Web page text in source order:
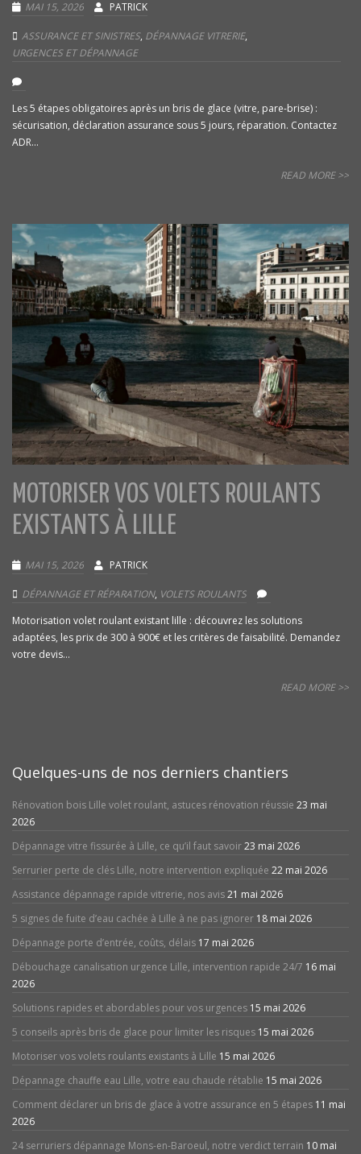
MAI 15, 2026 PATRICK
ASSURANCE ET SINISTRES, DÉPANNAGE VITRERIE,
URGENCES ET DÉPANNAGE
Les 5 étapes obligatoires après un bris de glace (vitre, pare-brise) :
sécurisation, déclaration assurance sous 5 jours, réparation. Contactez
ADR...
READ MORE >>
MOTORISER VOS VOLETS ROULANTS
EXISTANTS À LILLE
MAI 15, 2026 PATRICK
DÉPANNAGE ET RÉPARATION, VOLETS ROULANTS
Motorisation volet roulant existant lille : découvrez les solutions
adaptées, les prix de 300 à 900€ et les critères de faisabilité. Demandez
votre devis...
READ MORE >>
Quelques-uns de nos derniers chantiers
Rénovation bois Lille volet roulant, astuces rénovation réussie 23 mai
2026
Dépannage vitre fissurée à Lille, ce qu’il faut savoir23 mai 2026
Serrurier perte de clés Lille, notre intervention expliquée 22 mai 2026
Assistance dépannage rapide vitrerie, nos avis21 mai 2026
5 signes de fuite d’eau cachée à Lille à ne pas ignorer 18 mai 2026
Dépannage porte d’entrée, coûts, délais 17 mai 2026
Débouchage canalisation urgence Lille, intervention rapide 24/7 16 mai
2026
Solutions rapides et abordables pour vos urgences 15 mai 2026
5 conseils après bris de glace pour limiter les risques 15 mai 2026
Motoriser vos volets roulants existants à Lille 15 mai 2026
Dépannage chauffe eau Lille, votre eau chaude rétablie 15 mai 2026
Comment déclarer un bris de glace à votre assurance en 5 étapes 11 mai
2026
24 serruriers dépannage Mons-en-Baroeul, notre verdict terrain 10 mai